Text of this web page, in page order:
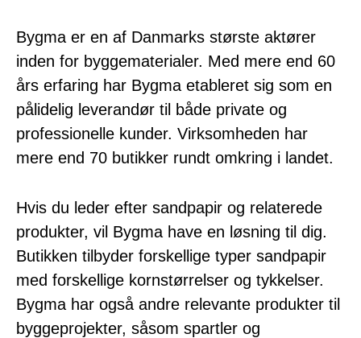
Bygma er en af Danmarks største aktører
inden for byggematerialer. Med mere end 60
års erfaring har Bygma etableret sig som en
pålidelig leverandør til både private og
professionelle kunder. Virksomheden har
mere end 70 butikker rundt omkring i landet.
Hvis du leder efter sandpapir og relaterede
produkter, vil Bygma have en løsning til dig.
Butikken tilbyder forskellige typer sandpapir
med forskellige kornstørrelser og tykkelser.
Bygma har også andre relevante produkter til
byggeprojekter, såsom spartler og